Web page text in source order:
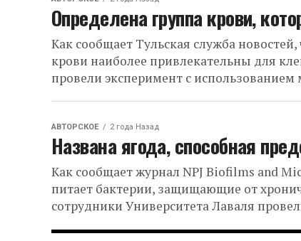
Определена группа крови,
Как сообщает Тульская служба
крови наиболее привлекательны для
провели эксперимент с использованием
АВТОРСКОЕ 2 года Назад
Названа ягода, способная
Как сообщает журнал NPJ Biofilms and
питает бактерии, защищающие от
сотрудники Университета Лаваля